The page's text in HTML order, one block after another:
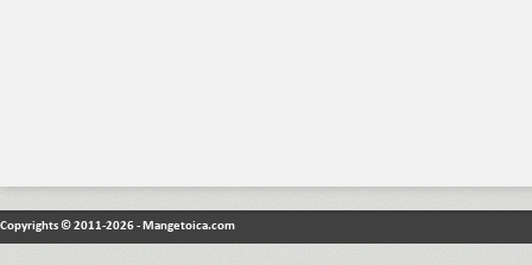
Copyrights © 2011-2026 - Mangetoica.com